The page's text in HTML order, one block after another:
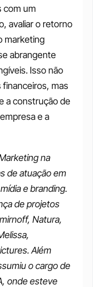
com um
avaliar o retorno
marketing
abrangente
Isso não
financeiros, mas
a construção de
e a
na
de atuação em
e branding.
de projetos
Natura,
Além
o cargo de
onde esteve